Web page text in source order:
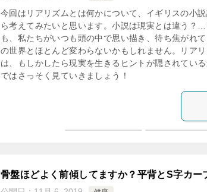
今回はリアリズムとは何かについて、イギリスの小
ら考えてみたいと思います。小説は現実とは違う？
も、私たちがいつも頭の中で思い描き、待ち焦がれ
の世界とほとんど変わらないかもしれません。リア
は、もしかしたら現実を生きるヒントが隠されてい
ではさっそく見ていきましょう！
骨盤ほどよく前傾してますか？平背とS字カー